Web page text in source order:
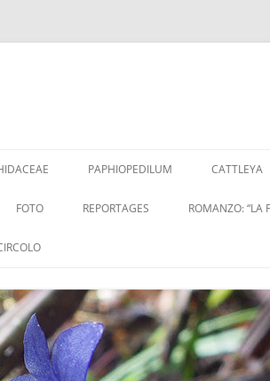
al
PAPHIOPEDILUM CATTLEYA
FOTO REPORTAGES ROMANZO: “LA